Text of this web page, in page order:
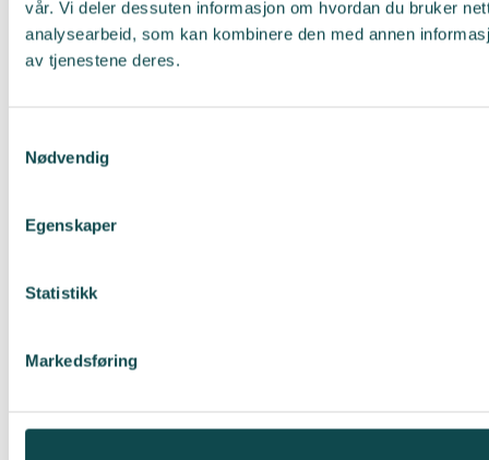
vår. Vi deler dessuten informasjon om hvordan du bruker
analysearbeid, som kan kombinere den med annen
av tjenestene deres.
Nødvendig
Egenskaper
Statistikk
Markedsføring